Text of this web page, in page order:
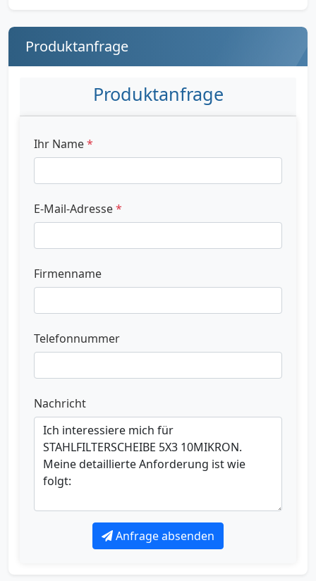
Produktanfrage
Produktanfrage
Ihr Name*
E-Mail-Adresse*
Firmenname
Telefonnummer
Nachricht
Anfrage absenden